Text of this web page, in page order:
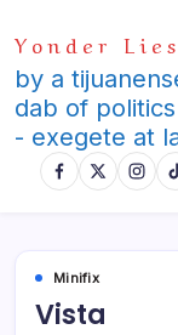
to
content
Yonder
by a
dab of
- exegete at
Minifix
Vista